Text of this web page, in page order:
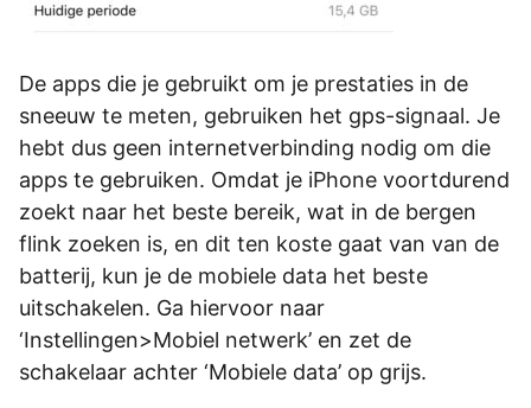
De apps die je gebruikt om je prestaties in de
sneeuw te meten, gebruiken het gps-signaal. Je
hebt dus geen internetverbinding nodig om die
apps te gebruiken. Omdat je iPhone voortdurend
zoekt naar het beste bereik, wat in de bergen
flink zoeken is, en dit ten koste gaat van van de
batterij, kun je de mobiele data het beste
uitschakelen. Ga hiervoor naar
‘Instellingen>Mobiel netwerk’ en zet de
schakelaar achter ‘Mobiele data’ op grijs.